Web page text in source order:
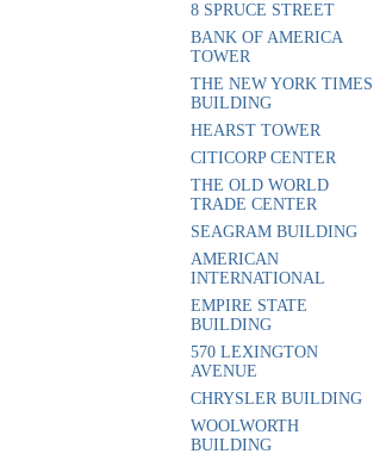
8 SPRUCE STREET
BANK OF AMERICA
TOWER
THE NEW YORK TIMES
BUILDING
HEARST TOWER
CITICORP CENTER
THE OLD WORLD
TRADE CENTER
SEAGRAM BUILDING
AMERICAN
INTERNATIONAL
EMPIRE STATE
BUILDING
570 LEXINGTON
AVENUE
CHRYSLER BUILDING
WOOLWORTH
BUILDING